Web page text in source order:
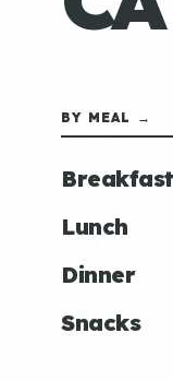
BY MEAL →
Breakfast
Lunch
Dinner
Snacks